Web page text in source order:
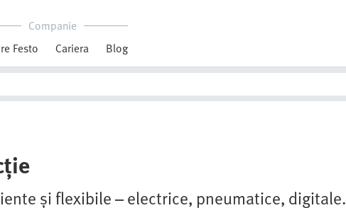
Companie
Festo
Cariera Blog
și flexibile – electrice, pneumatice, digitale.